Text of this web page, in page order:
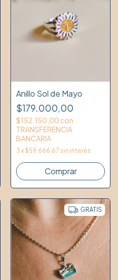
Anillo Sol de Mayo
$179.000,00
$152.150,00 con
TRANSFERENCIA
BANCARIA
3 x $59.666,67 sin interés
Comprar
GRATIS